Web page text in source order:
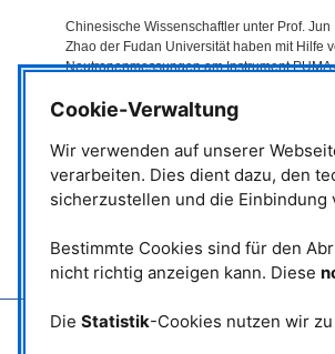
Chinesische Wissenschaftler unter Prof. Jun
Zhao der Fudan Universität haben mit Hilfe
Neutronenmessungen am InstrumentPUMA
magnetische Anregungen in einem neuen
erklären, warum manche Materialien den
widerstandsfrei leiten.
Eisenhaltige Supraleiter sind für Forscher
magnetisches Material, das die Supraleitung
verhindern sollte. Betrachtet man die
als winzige Kompassnadeln, richten sich
die konventionelle Supraleitung müssen die
Cookie-Verwaltung
Wir verwenden auf unserer
verarbeiten. Dies dient dazu, den
sicherzustellen und die
Bestimmte Cookies sind für den
nicht richtig anzeigen kann. Diese
Die Statistik-Cookies nutzen wir